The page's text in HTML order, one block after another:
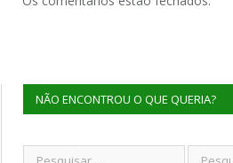
NÃO ENCONTROU O QUE QUERIA?